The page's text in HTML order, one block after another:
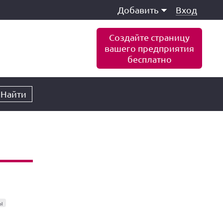
Добавить Вход
Создайте страницу
вашего предприятия
бесплатно
Найти